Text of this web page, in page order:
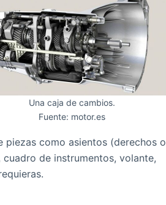
Una caja de cambios.
Fuente: motor.es
piezas como asientos (derechos o
de instrumentos, volante,